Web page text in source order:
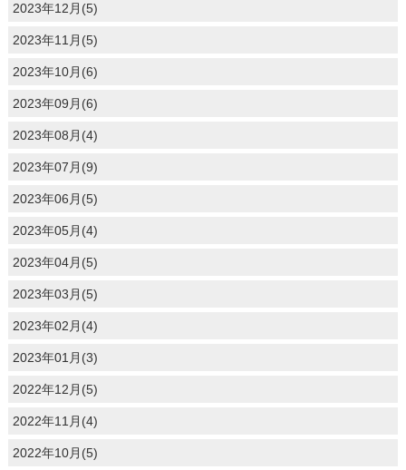
2023年12月(5)
2023年11月(5)
2023年10月(6)
2023年09月(6)
2023年08月(4)
2023年07月(9)
2023年06月(5)
2023年05月(4)
2023年04月(5)
2023年03月(5)
2023年02月(4)
2023年01月(3)
2022年12月(5)
2022年11月(4)
2022年10月(5)